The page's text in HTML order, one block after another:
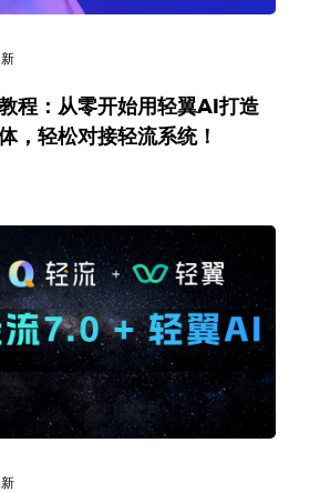
程：从零开始用轻翼AI打造
，轻松对接轻流系统！